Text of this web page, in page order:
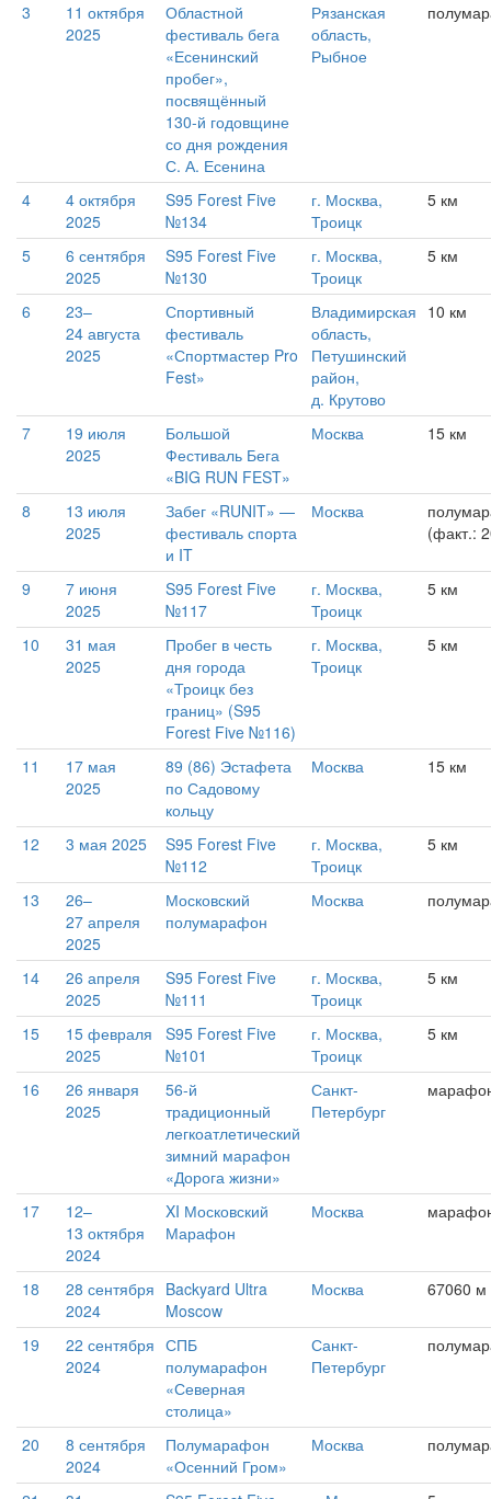
3
11 октября
2025
Областной
фестиваль бега
«Есенинский
пробег»,
посвящённый
130-й годовщине
со дня рождения
С. А. Есенина
Рязанская
область,
Рыбное
4
4 октября
2025
S95 Forest Five
№134
г. Москва,
Троицк
5 км
5
6 сентября
2025
S95 Forest Five
№130
г. Москва,
Троицк
5 км
6
23–
24 августа
2025
Спортивный
фестиваль
«Спортмастер Pro
Fest»
Владимирская
область,
Петушинский
район,
д. Крутово
10 км
7
19 июля
2025
Большой
Фестиваль Бега
«BIG RUN FEST»
Москва 15 км
8
13 июля
2025
Забег «RUNIT» —
фестиваль спорта
и IT
Москва
(факт.:
9
7 июня
2025
S95 Forest Five
№117
г. Москва,
Троицк
5 км
10
31 мая
2025
Пробег в честь
дня города
«Троицк без
границ» (S95
Forest Five №116)
г. Москва,
Троицк
5 км
11
17 мая
2025
89 (86) Эстафета
по Садовому
кольцу
Москва 15 км
12 3 мая 2025
S95 Forest Five
№112
г. Москва,
Троицк
5 км
13
26–
27 апреля
2025
Московский
полумарафон
Москва
14
26 апреля
2025
S95 Forest Five
№111
г. Москва,
Троицк
5 км
15
15 февраля
2025
S95 Forest Five
№101
г. Москва,
Троицк
5 км
16
26 января
2025
56-й
традиционный
легкоатлетический
зимний марафон
«Дорога жизни»
Санкт-
Петербург
17
12–
13 октября
2024
XI Московский
Марафон
Москва
18
28 сентября
2024
Backyard Ultra
Moscow
Москва 67060 м
19
22 сентября
2024
СПБ
полумарафон
«Северная
столица»
Санкт-
Петербург
20
8 сентября
2024
Полумарафон
«Осенний Гром»
Москва